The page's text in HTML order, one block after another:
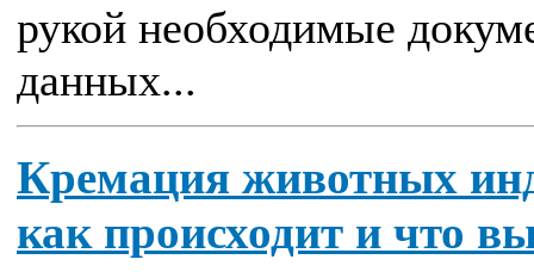
рукой необходимые
данных...
Кремация животных
как происходит и что